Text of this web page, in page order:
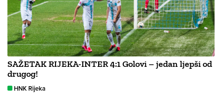
SAŽETAK RIJEKA-INTER 4:1 Golovi – jedan ljepši od
drugog!
HNK Rijeka